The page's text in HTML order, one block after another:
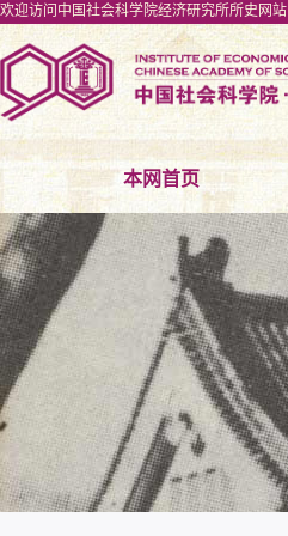
欢迎访问中国社会科学院经济研究所所史网站
本网首页